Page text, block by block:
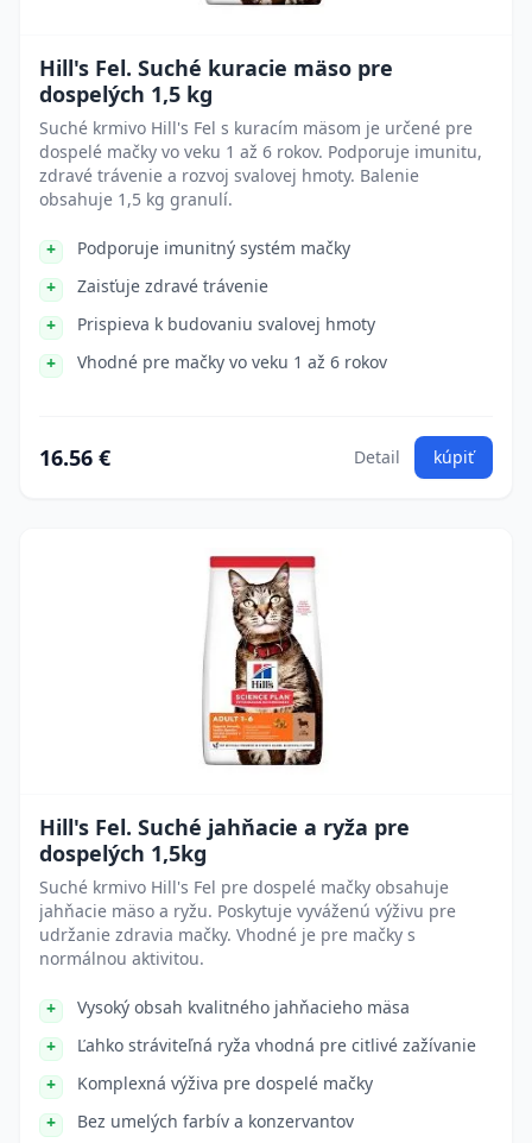
Hill's Fel. Suché kuracie mäso pre
dospelých 1,5 kg
Suché krmivo Hill's Fel s kuracím mäsom je určené pre
dospelé mačky vo veku 1 až 6 rokov. Podporuje imunitu,
zdravé trávenie a rozvoj svalovej hmoty. Balenie
obsahuje 1,5 kg granulí.
Podporuje imunitný systém mačky
Zaisťuje zdravé trávenie
Prispieva k budovaniu svalovej hmoty
Vhodné pre mačky vo veku 1 až 6 rokov
16.56 € Detail kúpiť
Hill's Fel. Suché jahňacie a ryža pre
dospelých 1,5kg
Suché krmivo Hill's Fel pre dospelé mačky obsahuje
jahňacie mäso a ryžu. Poskytuje vyváženú výživu pre
udržanie zdravia mačky. Vhodné je pre mačky s
normálnou aktivitou.
Vysoký obsah kvalitného jahňacieho mäsa
Ľahko stráviteľná ryža vhodná pre citlivé zažívanie
Komplexná výživa pre dospelé mačky
Bez umelých farbív a konzervantov